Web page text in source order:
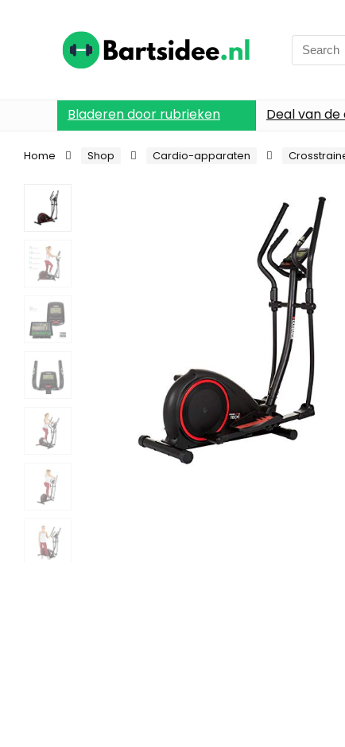
Search
for:
Bladeren door rubrieken Deal van de
Home Shop Cardio-apparaten